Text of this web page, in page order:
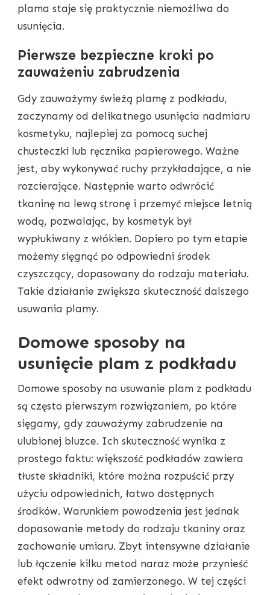
plama staje się praktycznie niemożliwa do
usunięcia.
Pierwsze bezpieczne kroki po
zauważeniu zabrudzenia
Gdy zauważymy świeżą plamę z podkładu,
zaczynamy od delikatnego usunięcia nadmiaru
kosmetyku, najlepiej za pomocą suchej
chusteczki lub ręcznika papierowego. Ważne
jest, aby wykonywać ruchy przykładające, a nie
rozcierające. Następnie warto odwrócić
tkaninę na lewą stronę i przemyć miejsce letnią
wodą, pozwalając, by kosmetyk był
wypłukiwany z włókien. Dopiero po tym etapie
możemy sięgnąć po odpowiedni środek
czyszczący, dopasowany do rodzaju materiału.
Takie działanie zwiększa skuteczność dalszego
usuwania plamy.
Domowe sposoby na
usunięcie plam z podkładu
Domowe sposoby na usuwanie plam z podkładu
są często pierwszym rozwiązaniem, po które
sięgamy, gdy zauważymy zabrudzenie na
ulubionej bluzce. Ich skuteczność wynika z
prostego faktu: większość podkładów zawiera
tłuste składniki, które można rozpuścić przy
użyciu odpowiednich, łatwo dostępnych
środków. Warunkiem powodzenia jest jednak
dopasowanie metody do rodzaju tkaniny oraz
zachowanie umiaru. Zbyt intensywne działanie
lub łączenie kilku metod naraz może przynieść
efekt odwrotny od zamierzonego. W tej części